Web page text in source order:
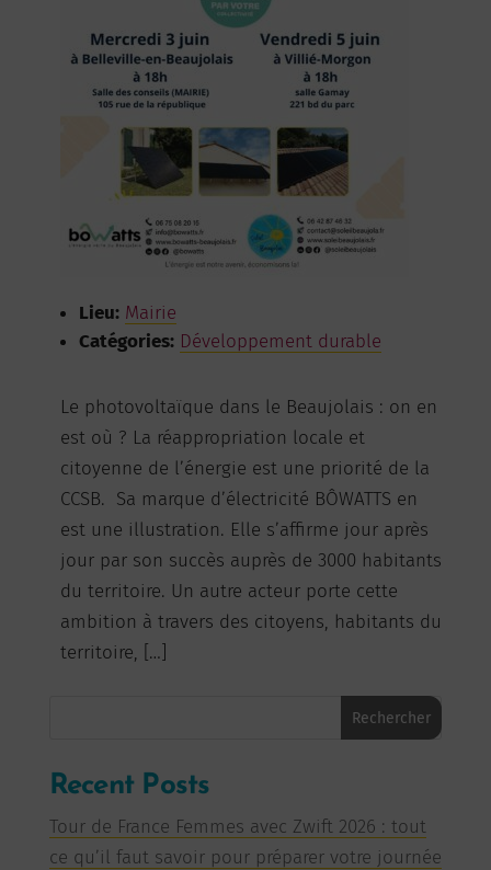
Lieu: Mairie
Catégories: Développement durable
Le photovoltaïque dans le Beaujolais : on en
est où ? La réappropriation locale et
citoyenne de l’énergie est une priorité de la
CCSB. Sa marque d’électricité BÔWATTS en
est une illustration. Elle s’affirme jour après
jour par son succès auprès de 3000 habitants
du territoire. Un autre acteur porte cette
ambition à travers des citoyens, habitants du
territoire, […]
Rechercher
Recent Posts
Tour de France Femmes avec Zwift 2026 : tout
ce qu’il faut savoir pour préparer votre journée